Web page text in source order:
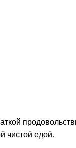
чистой едой.